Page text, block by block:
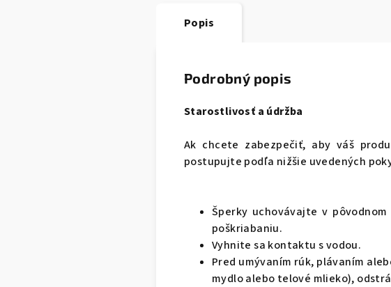
Popis
Podrobný popis
Starostlivosť a údržba
Ak chcete zabezpečiť, aby váš
postupujte podľa nižšie uvedených
Šperky uchovávajte v
poškriabaniu.
Vyhnite sa kontaktu s vodou.
Pred umývaním rúk, plávaním
mydlo alebo telové mlieko),